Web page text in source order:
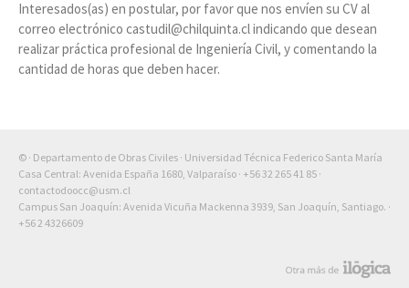
Interesados(as) en postular, por favor que nos envíen su CV al
correo electrónico castudil@chilquinta.cl indicando que desean
realizar práctica profesional de Ingeniería Civil, y comentando la
cantidad de horas que deben hacer.
© · Departamento de Obras Civiles · Universidad Técnica Federico Santa María
Casa Central: Avenida España 1680, Valparaíso · +56 32 265 41 85 ·
contactodoocc@usm.cl
Campus San Joaquín: Avenida Vicuña Mackenna 3939, San Joaquín, Santiago. ·
+56 2 4326609